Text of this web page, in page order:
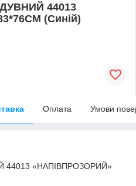
44013
(Синій)
Оплата Умови
44013 «НАПІВПРОЗОРИЙ»